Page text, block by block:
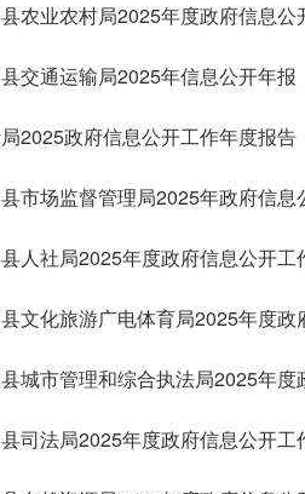
农业农村局2025年度政府信息公
交通运输局2025年信息公开年报
2025政府信息公开工作年度报告
市场监督管理局2025年政府信息
人社局2025年度政府信息公开工
文化旅游广电体育局2025年度
城市管理和综合执法局2025年
司法局2025年度政府信息公开工